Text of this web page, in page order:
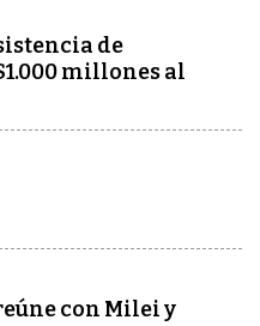
de
millones al
con Milei y